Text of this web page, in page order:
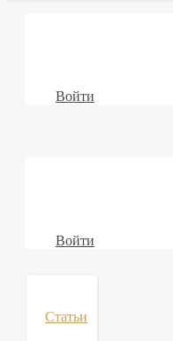
Войти
Войти
Статьи